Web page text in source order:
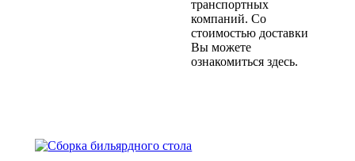
транспортных
компаний. Со
стоимостью доставки
Вы можете
ознакомиться здесь.